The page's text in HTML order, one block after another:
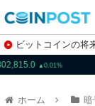
ビットコインの将
株特集・関連銘柄
0.01
ホーム 暗